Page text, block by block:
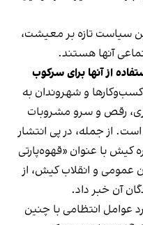
سیاست‌ تازه بر معیشت،
آنها هستند.
از آنها برای سرکوب
و شهروندان به
رقص و سرو مشروبات
از جمله، در پی انتشار
کیش با عنوان «قهوه‌پارتی
عمومی و انقلاب کیش، از
آن خبر داد.
عوامل انتظامی با چنین